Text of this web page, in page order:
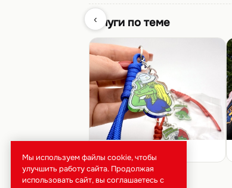
‹
Услуги по теме
Мы используем файлы cookie, чтобы
улучшить работу сайта. Продолжая
использовать сайт, вы соглашаетесь с